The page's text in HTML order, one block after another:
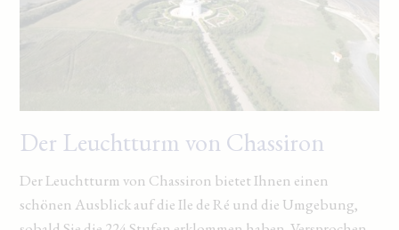
Der Leuchtturm von Chassiron
Der Leuchtturm von Chassiron bietet Ihnen einen
schönen Ausblick auf die Ile de Ré und die Umgebung,